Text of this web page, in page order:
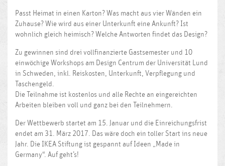
Passt Heimat in einen Karton? Was macht aus vier Wänden ein
Zuhause? Wie wird aus einer Unterkunft eine Ankunft? Ist
wohnlich gleich heimisch? Welche Antworten findet das Design?
Zu gewinnen sind drei vollfinanzierte Gastsemester und 10
einwöchige Workshops am Design Centrum der Universität Lund
in Schweden, inkl. Reiskosten, Unterkunft, Verpflegung und
Taschengeld.
Die Teilnahme ist kostenlos und alle Rechte an eingereichten
Arbeiten bleiben voll und ganz bei den Teilnehmern.
Der Wettbewerb startet am 15. Januar und die Einreichungsfrist
endet am 31. März 2017. Das wäre doch ein toller Start ins neue
Jahr. Die IKEA Stiftung ist gespannt auf Ideen „Made in
Germany“. Auf geht’s!